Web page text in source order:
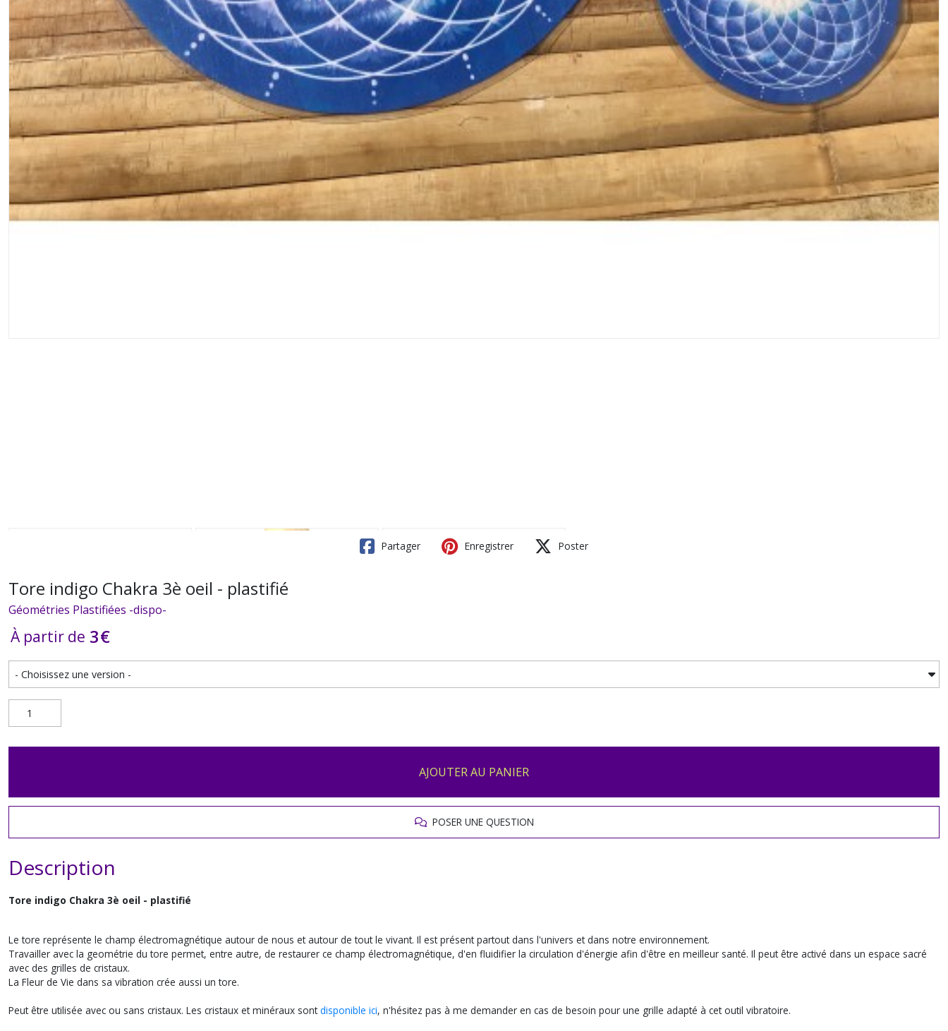
Partager Enregistrer Poster
Tore indigo Chakra 3è oeil - plastifié
Géométries Plastifiées -dispo-
À partir de 3€
AJOUTER AU PANIER
POSER UNE QUESTION
Description
Tore indigo Chakra 3è oeil - plastifié
Le tore représente le champ électromagnétique autour de nous et autour de tout le vivant. Il est présent partout dans l'univers et dans notre environnement.
Travailler avec la geométrie du tore permet, entre autre, de restaurer ce champ électromagnétique, d'en fluidifier la circulation d'énergie afin d'être en meilleur santé. Il peut être activé dans un espace sacré
avec des grilles de cristaux.
La Fleur de Vie dans sa vibration crée aussi un tore.
Peut être utilisée avec ou sans cristaux. Les cristaux et minéraux sontdisponible ici, n'hésitez pas à me demander en cas de besoin pour une grille adapté à cet outil vibratoire.